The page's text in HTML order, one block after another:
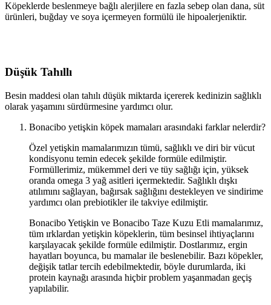
Köpeklerde beslenmeye bağlı alerjilere en fazla sebep olan dana, süt
ürünleri, buğday ve soya içermeyen formülü ile hipoalerjeniktir.
Düşük Tahıllı
Besin maddesi olan tahılı düşük miktarda içererek kedinizin sağlıklı
olarak yaşamını sürdürmesine yardımcı olur.
Bonacibo yetişkin köpek mamaları arasındaki farklar nelerdir?
Özel yetişkin mamalarımızın tümü, sağlıklı ve diri bir vücut
kondisyonu temin edecek şekilde formüle edilmiştir.
Formüllerimiz, mükemmel deri ve tüy sağlığı için, yüksek
oranda omega 3 yağ asitleri içermektedir. Sağlıklı dışkı
atılımını sağlayan, bağırsak sağlığını destekleyen ve sindirime
yardımcı olan prebiotikler ile takviye edilmiştir.
Bonacibo Yetişkin ve Bonacibo Taze Kuzu Etli mamalarımız,
tüm ırklardan yetişkin köpeklerin, tüm besinsel ihtiyaçlarını
karşılayacak şekilde formüle edilmiştir. Dostlarımız, ergin
hayatları boyunca, bu mamalar ile beslenebilir. Bazı köpekler,
değişik tatlar tercih edebilmektedir, böyle durumlarda, iki
protein kaynağı arasında hiçbir problem yaşanmadan geçiş
yapılabilir.